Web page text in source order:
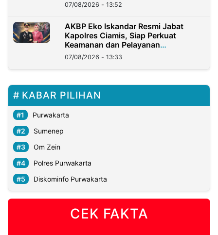
07/08/2026 - 13:52
AKBP Eko Iskandar Resmi Jabat
Kapolres Ciamis, Siap Perkuat
Keamanan dan Pelayanan
Masyarakat
07/08/2026 - 13:33
KABAR PILIHAN
Purwakarta
Sumenep
Om Zein
Polres Purwakarta
Diskominfo Purwakarta
CEK FAKTA